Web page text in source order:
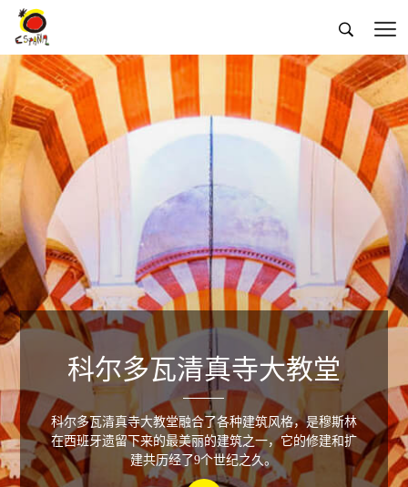
 
科尔多瓦清真寺大教堂
科尔多瓦清真寺大教堂融合了各种建筑风格，是穆斯林
在西班牙遗留下来的最美丽的建筑之一，它的修建和扩
建共历经了9个世纪之久。